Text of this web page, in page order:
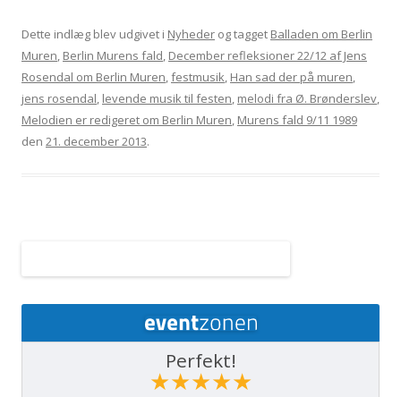
Dette indlæg blev udgivet i Nyheder og tagget Balladen om Berlin
Muren, Berlin Murens fald, December refleksioner 22/12 af Jens
Rosendal om Berlin Muren,festmusik, Han sad der på muren,
jens rosendal, levende musik til festen, melodi fra Ø. Brønderslev,
Melodien er redigeret om Berlin Muren, Murens fald 9/11 1989
den 21. december 2013.
Perfekt!
★★★★★